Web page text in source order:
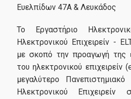
Ευελπίδων 47Α & Λευκάδος
Το Εργαστήριο
Ηλεκτρονικού Επιχειρείν -
με σκοπό την προαγωγή της
του ηλεκτρονικού επιχειρείν
μεγαλύτερο Πανεπιστημιακό
Ηλεκτρονικού